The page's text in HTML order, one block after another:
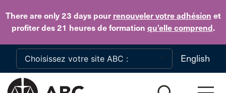
There are only 23 dayspour renouveler votre adhésion et
profiter des 21 heures de formation qu’elle comprend.
Skip to main content
English